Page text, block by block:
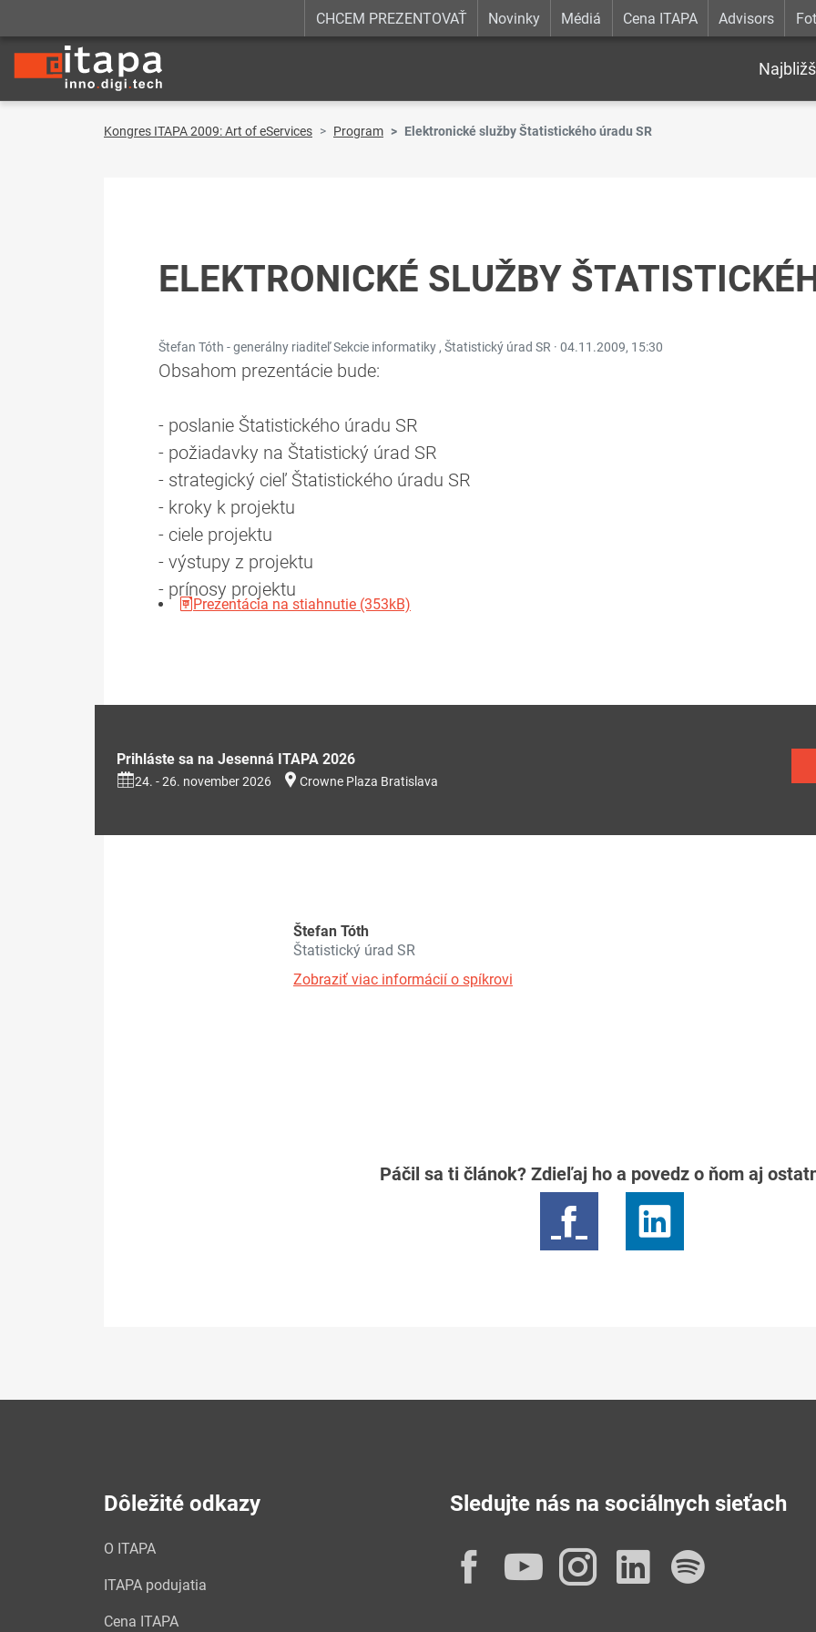
CHCEM PREZENTOVAŤ Novinky Médiá Cena ITAPA Advisors
Kongres ITAPA 2009: Art of eServices Program Elektronické služby Štatistického úradu SR
ELEKTRONICKÉ SLUŽBY
Štefan Tóth - generálny riaditeľ Sekcie informatiky , Štatistický úrad SR · 04.11.2009, 15:30
Obsahom prezentácie bude:
- poslanie Štatistického úradu SR
- požiadavky na Štatistický úrad SR
- strategický cieľ Štatistického úradu SR
- kroky k projektu
- ciele projektu
- výstupy z projektu
- prínosy projektu
Prezentácia na stiahnutie (353kB)
Prihláste sa na Jesenná ITAPA 2026
24. - 26. november 2026 Crowne Plaza Bratislava
Štefan Tóth
Štatistický úrad SR
Zobraziť viac informácií o spíkrovi
Páčil sa ti článok? Zdieľaj ho a povedz o ňom aj
Dôležité odkazy
O ITAPA
ITAPA podujatia
Cena ITAPA
Sledujte nás na sociálnych sieťach
Facebook
YouTube
Instagram
LinkedIn